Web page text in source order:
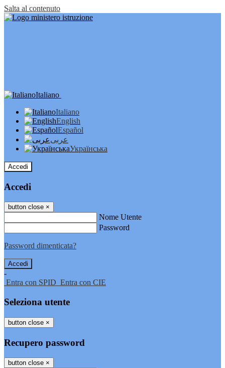
Salta al contenuto
Italiano
Italiano
English
Español
عربى
Українська
Accedi
Accedi
button close ×
Nome Utente
Password
Password dimenticata?
-
Entra con SPID Entra con CIE
Seleziona utente
button close ×
Recupero password
button close ×